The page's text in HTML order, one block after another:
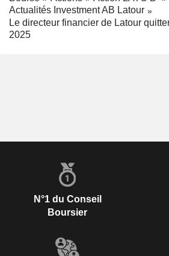
Actualités Investment AB Latour
Le directeur financier de Latour
2025
N°1 du Conseil
Boursier